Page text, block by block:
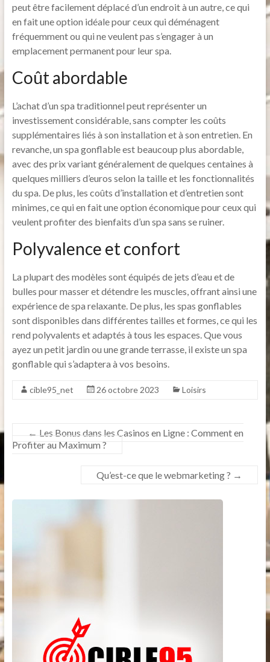
peut être facilement déplacé d’un endroit à un autre, ce qui
en fait une option idéale pour ceux qui déménagent
fréquemment ou qui ne veulent pas s’engager à un
emplacement permanent pour leur spa.
Coût abordable
L’achat d’un spa traditionnel peut représenter un
investissement considérable, sans compter les coûts
supplémentaires liés à son installation et à son entretien. En
revanche, un spa gonflable est beaucoup plus abordable,
avec des prix variant généralement de quelques centaines à
quelques milliers d’euros selon la taille et les fonctionnalités
du spa. De plus, les coûts d’installation et d’entretien sont
minimes, ce qui en fait une option économique pour ceux qui
veulent profiter des bienfaits d’un spa sans se ruiner.
Polyvalence et confort
La plupart des modèles sont équipés de jets d’eau et de
bulles pour masser et détendre les muscles, offrant ainsi une
expérience de spa relaxante. De plus, les spas gonflables
sont disponibles dans différentes tailles et formes, ce qui les
rend polyvalents et adaptés à tous les espaces. Que vous
ayez un petit jardin ou une grande terrasse, il existe un spa
gonflable qui s’adaptera à vos besoins.
cible95_net 26 octobre 2023 Loisirs
← Les Bonus dans les Casinos en Ligne : Comment en
Profiter au Maximum ?
Qu’est-ce que le webmarketing ? →